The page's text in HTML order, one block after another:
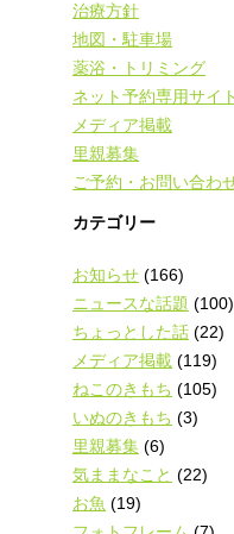
治療方針
地図・駐車場
薬浴・トリミング
ネット予約専用サイト
メディア掲載
里親募集
ご予約・お問い合わ
カテゴリー
お知らせ (166)
ニュースな話題 (100)
ちょっとした話 (22)
メディア掲載 (119)
ねこのきもち (105)
いぬのきもち (3)
里親募集 (6)
気ままなこと (22)
お魚 (19)